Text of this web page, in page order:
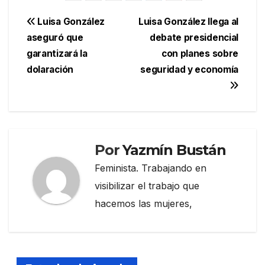
Navegación
de
entradas
Luisa González llega al
debate presidencial
con planes sobre
seguridad y economía
Luisa González
aseguró que
garantizará la
dolaración
PorYazmín Bustán
Feminista. Trabajando en
visibilizar el trabajo que
hacemos las mujeres,